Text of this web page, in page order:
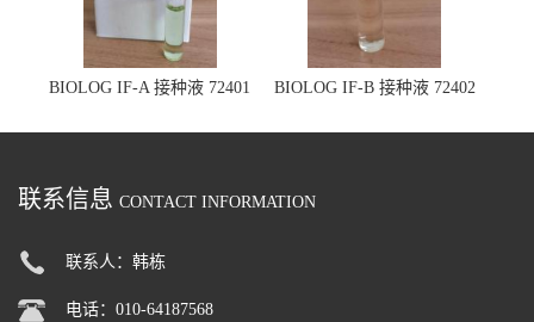
BIOLOG IF-A 接种液 72401 BIOLOG IF-B 接种液 72402
联系信息 CONTACT INFORMATION
联系人：韩栋
电话：010-64187568